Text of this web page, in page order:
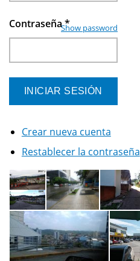
Contraseña*
Show password
Crear nueva cuenta
Restablecer la contraseña